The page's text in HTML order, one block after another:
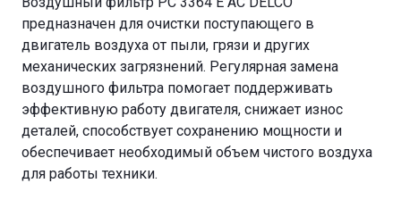
предназначен для очистки поступающего в
двигатель воздуха от пыли, грязи и других
механических загрязнений. Регулярная замена
воздушного фильтра помогает поддерживать
эффективную работу двигателя, снижает износ
деталей, способствует сохранению мощности и
обеспечивает необходимый объем чистого воздуха
для работы техники.